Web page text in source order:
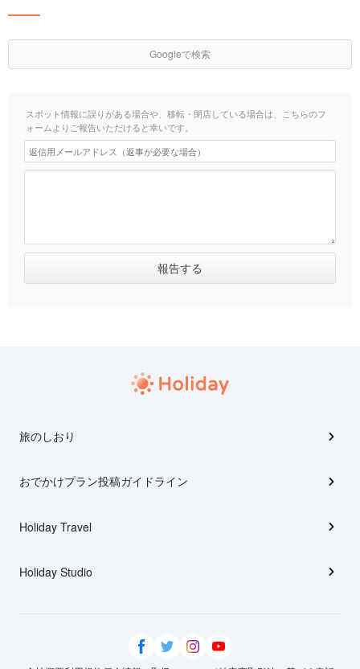
Googleで検索
スポット情報に誤りがある場合や、移転・閉店している場合は、こちらのフ
ォームよりご報告いただけると幸いです。
旅のしおり
おでかけプラン投稿ガイドライン
Holiday Travel
Holiday Studio